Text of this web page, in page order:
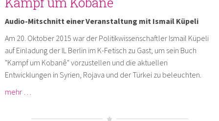
Audio-Mitschnitt einer Veranstaltung mit Ismail Küpeli
Am 20. Oktober 2015 war der Politikwissenschaftler Ismail Küpeli
auf Einladung der IL Berlin im K-Fetisch zu Gast, um sein Buch
"Kampf um Kobanê" vorzustellen und die aktuellen
Entwicklungen in Syrien, Rojava und der Türkei zu beleuchten.
mehr …